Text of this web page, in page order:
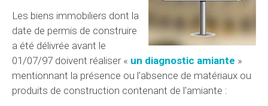
Les biens immobiliers dont la
date de permis de construire
a été délivrée avant le
01/07/97 doivent réaliser « un diagnostic amiante »
mentionnant la présence ou l'absence de matériaux ou
produits de construction contenant de l'amiante :